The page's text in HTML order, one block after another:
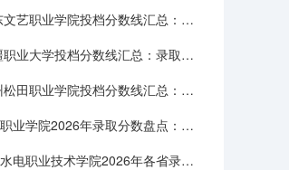
2026广东文艺职业学院投档分数线汇总：录取分数、报到与就业数据
2026新疆职业大学投档分数线汇总：录取分数、报到与就业数据
2026广州松田职业学院投档分数线汇总：录取分数、报到与就业数据
山东水利职业学院2026年录取分数盘点：宿舍、费用、就业与FAQ
安徽水利水电职业技术学院2026年各省录取分数：报到手续、费用与就业数据